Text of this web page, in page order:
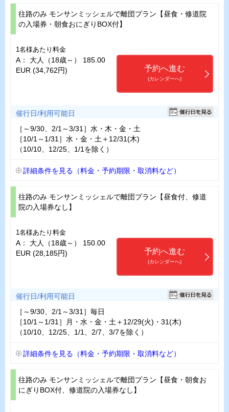
往路のみ モンサンミッシェルで離団プラン【昼食・修道院
の入場券・朝食おにぎりBOX付】
1名様あたり料金
A： 大人（18歳～） 185.00
EUR (34,762円)
予約へ進む
(カレンダーへ)
催行日/利用可能日
［～9/30、2/1～3/31］水・木・金・土
［10/1～1/31］水・金・土＋12/31(木)
（10/10、12/25、1/1を除く）
詳細条件を見る（料金・予約期限・取消料など）
往路のみ モンサンミッシェルで離団プラン【昼食付、修道
院の入場券なし】
1名様あたり料金
A： 大人（18歳～） 150.00
EUR (28,185円)
予約へ進む
(カレンダーへ)
催行日/利用可能日
［～9/30、2/1～3/31］毎日
［10/1～1/31］月・水・金・土＋12/29(火)・31(木)
（10/10、12/25、1/1、2/7、3/7を除く）
詳細条件を見る（料金・予約期限・取消料など）
往路のみ モンサンミッシェルで離団プラン【昼食・朝食お
にぎりBOX付、修道院の入場券なし】